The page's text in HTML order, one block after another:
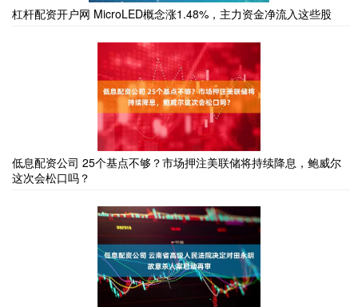
杠杆配资开户网 MicroLED概念涨1.48%，主力资金净流入这些股
低息配资公司 25个基点不够？市场押注美联储将持续降息，鲍威尔
这次会松口吗？